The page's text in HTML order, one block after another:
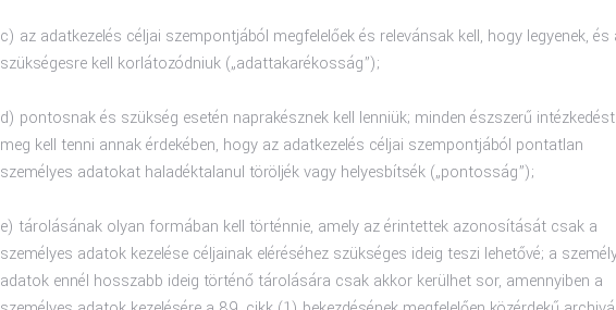
c) az adatkezelés céljai szempontjából megfelelőek és relevánsak kell, hogy legyenek, és
szükségesre kell korlátozódniuk („adattakarékosság”);
d) pontosnak és szükség esetén naprakésznek kell lenniük; minden észszerű intézkedést
meg kell tenni annak érdekében, hogy az adatkezelés céljai szempontjából pontatlan
személyes adatokat haladéktalanul töröljék vagy helyesbítsék („pontosság”);
e) tárolásának olyan formában kell történnie, amely az érintettek azonosítását csak a
személyes adatok kezelése céljainak eléréséhez szükséges ideig teszi lehetővé; a
adatok ennél hosszabb ideig történő tárolására csak akkor kerülhet sor, amennyiben a